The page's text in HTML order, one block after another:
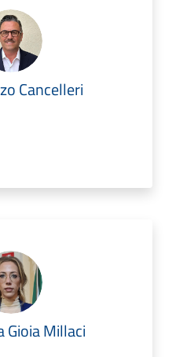
Cancelleri
Gioia Millaci